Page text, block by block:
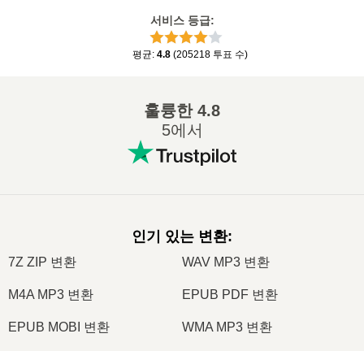
서비스 등급:
평균: 4.8 (205218 투표 수)
훌륭한4.8
5에서
인기 있는 변환:
7Z ZIP 변환 WAV MP3 변환
M4A MP3 변환 EPUB PDF 변환
EPUB MOBI 변환 WMA MP3 변환